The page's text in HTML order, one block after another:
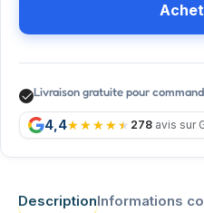
Livraison gratuite pour
4,4 278 avis sur
DescriptionInformations